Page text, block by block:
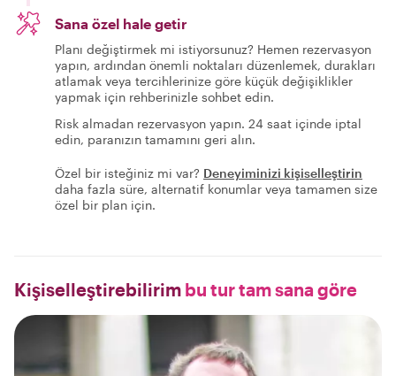
Sana özel hale getir
Planı değiştirmek mi istiyorsunuz? Hemen rezervasyon
yapın, ardından önemli noktaları düzenlemek, durakları
atlamak veya tercihlerinize göre küçük değişiklikler
yapmak için rehberinizle sohbet edin.
Risk almadan rezervasyon yapın. 24 saat içinde iptal
edin, paranızın tamamını geri alın.
Özel bir isteğiniz mi var? Deneyiminizi kişiselleştirin
daha fazla süre, alternatif konumlar veya tamamen size
özel bir plan için.
Kişiselleştirebilirim bu tur tam sana göre